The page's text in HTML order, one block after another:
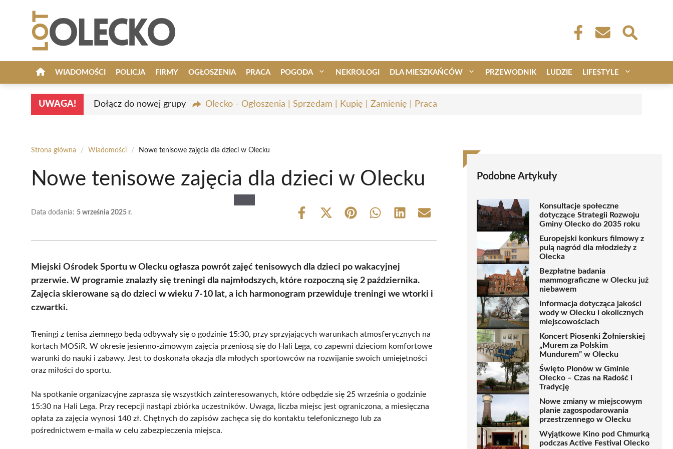
WIADOMOŚCI POLICJA FIRMY OGŁOSZENIA PRACA POGODA NEKROLOGI DLA MIESZKAŃCÓW PRZEWODNIK LUDZIE LIFESTYLE
UWAGA! Dołącz do nowej grupy Olecko - Ogłoszenia | Sprzedam | Kupię | Zamienię | Praca
Strona główna / Wiadomości / Nowe tenisowe zajęcia dla dzieci w Olecku
Nowe tenisowe zajęcia dla dzieci w Olecku
Data dodania: 5 września 2025 r.
Share
Share
(Twitter)
Share Share Share Share
Miejski Ośrodek Sportu w Olecku ogłasza powrót zajęć tenisowych dla dzieci po wakacyjnej
przerwie. W programie znalazły się treningi dla najmłodszych, które rozpoczną się 2 października.
Zajęcia skierowane są do dzieci w wieku 7-10 lat, a ich harmonogram przewiduje treningi we wtorki i
czwartki.
Treningi z tenisa ziemnego będą odbywały się o godzinie 15:30, przy sprzyjających warunkach atmosferycznych na
kortach MOSiR. W okresie jesienno-zimowym zajęcia przeniosą się do Hali Lega, co zapewni dzieciom komfortowe
warunki do nauki i zabawy. Jest to doskonała okazja dla młodych sportowców na rozwijanie swoich umiejętności
oraz miłości do sportu.
Na spotkanie organizacyjne zaprasza się wszystkich zainteresowanych, które odbędzie się 25 września o godzinie
15:30 na Hali Lega. Przy recepcji nastąpi zbiórka uczestników. Uwaga, liczba miejsc jest ograniczona, a miesięczna
opłata za zajęcia wynosi 140 zł. Chętnych do zapisów zachęca się do kontaktu telefonicznego lub za
pośrednictwem e-maila w celu zabezpieczenia miejsca.
Podobne Artykuły
Konsultacje społeczne
dotyczące Strategii Rozwoju
Gminy Olecko do 2035 roku
Europejski konkurs filmowy z
pulą nagród dla młodzieży z
Olecka
Bezpłatne badania
mammograficzne w Olecku już
niebawem
Informacja dotycząca jakości
wody w Olecku i okolicznych
miejscowościach
Koncert Piosenki Żołnierskiej
„Murem za Polskim
Mundurem” w Olecku
Święto Plonów w Gminie
Olecko – Czas na Radość i
Tradycję
Nowe zmiany w miejscowym
planie zagospodarowania
przestrzennego w Olecku
Wyjątkowe Kino pod Chmurką
podczas Active Festival Olecko